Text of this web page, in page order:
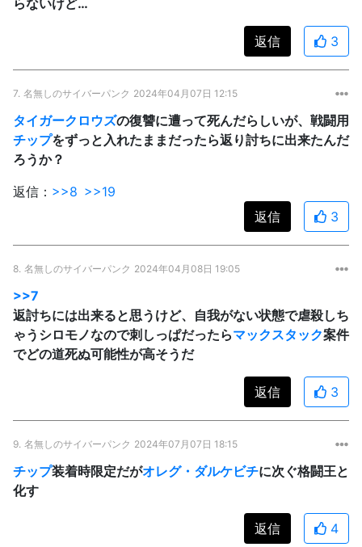
返信 3
7. 名無しのサイバーパンク 2024年04月07日 12:15
タイガークロウズの復讐に遭って死んだらしいが、戦闘用
チップをずっと入れたままだったら返り討ちに出来たんだ
ろうか？
返信： >>8 >>19
返信
3
8. 名無しのサイバーパンク 2024年04月08日 19:05
>>7
返討ちには出来ると思うけど、自我がない状態で虐殺しち
ゃうシロモノなので刺しっぱだったらマックスタック案件
でどの道死ぬ可能性が高そうだ
返信 3
9. 名無しのサイバーパンク 2024年07月07日 18:15
チップ装着時限定だがオレグ・ダルケビチに次ぐ格闘王と
化す
返信 4